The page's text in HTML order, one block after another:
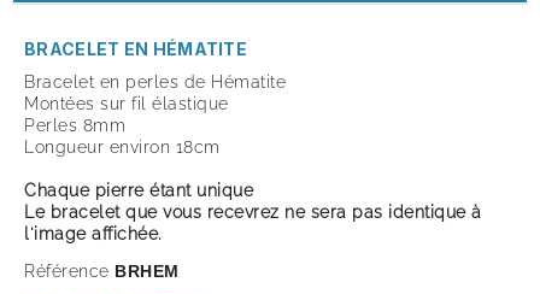
BRACELET EN HÉMATITE
Bracelet en perles de Hématite
Montées sur fil élastique
Perles 8mm
Longueur environ 18cm
Chaque pierre étant unique
Le bracelet que vous recevrez ne sera pas identique à
l'image affichée.
Référence BRHEM